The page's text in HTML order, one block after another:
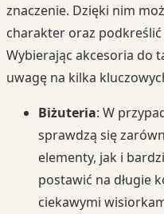
znaczenie. Dzięki nim
charakter oraz
Wybierając akcesoria do
uwagę na kilka
Biżuteria: W
sprawdzą się
elementy, jak i
postawić na długie
ciekawymi